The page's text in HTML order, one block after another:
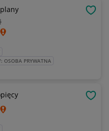
OSOBA PRYWATNA